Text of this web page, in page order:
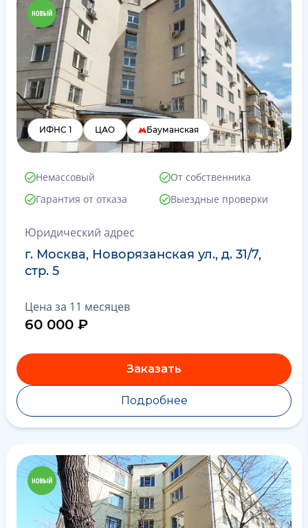
ИФНС 1 ЦАО Бауманская
Немассовый
От собственника
Гарантия от отказа
Выездные проверки
Юридический адрес
г. Москва, Новорязанская ул., д. 31/7,
стр. 5
Цена за 11 месяцев
60 000 ₽
Заказать
Подробнее